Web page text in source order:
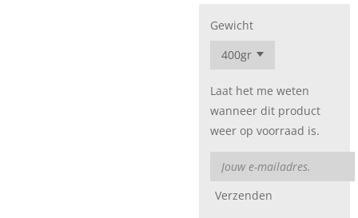
Gewicht
Laat het me weten
wanneer dit product
weer op voorraad is.
Verzenden